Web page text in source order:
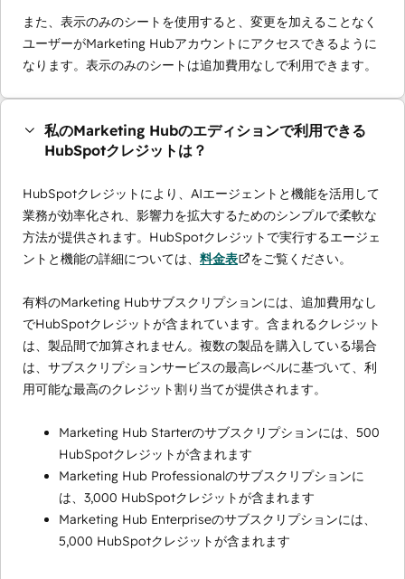
また、表示のみのシートを使用すると、変更を加えることなく
ユーザーがMarketing Hubアカウントにアクセスできるように
なります。表示のみのシートは追加費用なしで利用できます。
私のMarketing Hubのエディションで利用できる
HubSpotクレジットは？
HubSpotクレジットにより、AIエージェントと機能を活用して
業務が効率化され、影響力を拡大するためのシンプルで柔軟な
方法が提供されます。HubSpotクレジットで実行するエージェ
ントと機能の詳細については、 料金表 をご覧ください。
有料のMarketing Hubサブスクリプションには、追加費用なし
でHubSpotクレジットが含まれています。含まれるクレジット
は、製品間で加算されません。複数の製品を購入している場合
は、サブスクリプションサービスの最高レベルに基づいて、利
用可能な最高のクレジット割り当てが提供されます。
Marketing Hub Starterのサブスクリプションには、500
HubSpotクレジットが含まれます
Marketing Hub Professionalのサブスクリプションに
は、3,000 HubSpotクレジットが含まれます
Marketing Hub Enterpriseのサブスクリプションには、
5,000 HubSpotクレジットが含まれます